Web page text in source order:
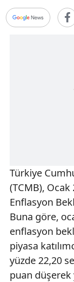
Türkiye
(TCMB),
Enflasyon
Buna göre,
enflasyon
piyasa
yüzde 22,20
puan düşerek